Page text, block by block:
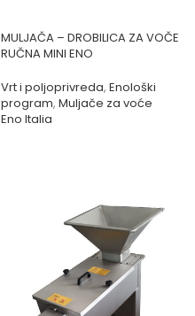
MULJAČA – DROBILICA ZA VOČE
RUČNA MINI ENO
Vrt i poljoprivreda, Enološki
program, Muljače za voće
Eno Italia